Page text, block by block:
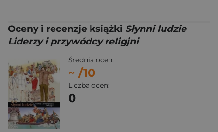
Oceny i recenzje książki Słynni ludzie
Liderzy i przywódcy religjni
Średnia ocen:
~ /10
Liczba ocen:
0